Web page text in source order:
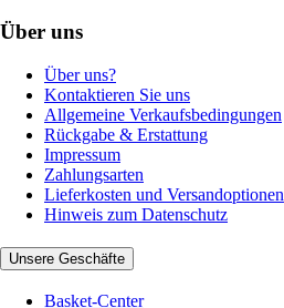
Über uns
Über uns?
Kontaktieren Sie uns
Allgemeine Verkaufsbedingungen
Rückgabe & Erstattung
Impressum
Zahlungsarten
Lieferkosten und Versandoptionen
Hinweis zum Datenschutz
Unsere Geschäfte
Basket-Center